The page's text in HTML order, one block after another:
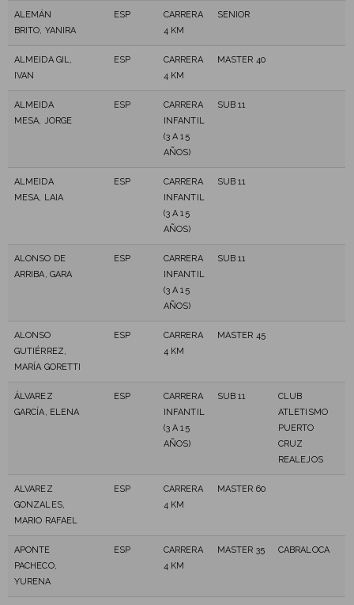
ALEMÁN
BRITO, YANIRA
ESP
CARRERA
4 KM
SENIOR
ALMEIDA GIL,
IVAN
ESP
CARRERA
4 KM
MASTER 40
ALMEIDA
MESA, JORGE
ESP
CARRERA
INFANTIL
(3 A 15
AÑOS)
SUB 11
ALMEIDA
MESA, LAIA
ESP
CARRERA
INFANTIL
(3 A 15
AÑOS)
SUB 11
ALONSO DE
ARRIBA, GARA
ESP
CARRERA
INFANTIL
(3 A 15
AÑOS)
SUB 11
ALONSO
GUTIÉRREZ,
MARÍA GORETTI
ESP
CARRERA
4 KM
MASTER 45
ÁLVAREZ
GARCÍA, ELENA
ESP
CARRERA
INFANTIL
(3 A 15
AÑOS)
SUB 11
CLUB
ATLETISMO
PUERTO
CRUZ
REALEJOS
ALVAREZ
GONZALES,
MARIO RAFAEL
ESP
CARRERA
4 KM
MASTER 60
APONTE
PACHECO,
YURENA
ESP
CARRERA
4 KM
MASTER 35 CABRALOCA